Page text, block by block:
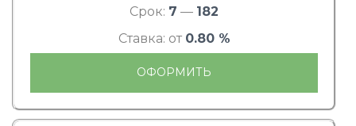
Срок: 7 — 182
Ставка: от 0.80 %
ОФОРМИТЬ